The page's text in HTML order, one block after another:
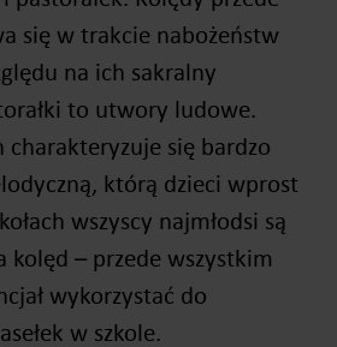
się w trakcie nabożeństw
na ich sakralny
to utwory ludowe.
charakteryzuje się bardzo
którą dzieci wprost
wszyscy najmłodsi są
kolęd – przede wszystkim
wykorzystać do
w szkole.